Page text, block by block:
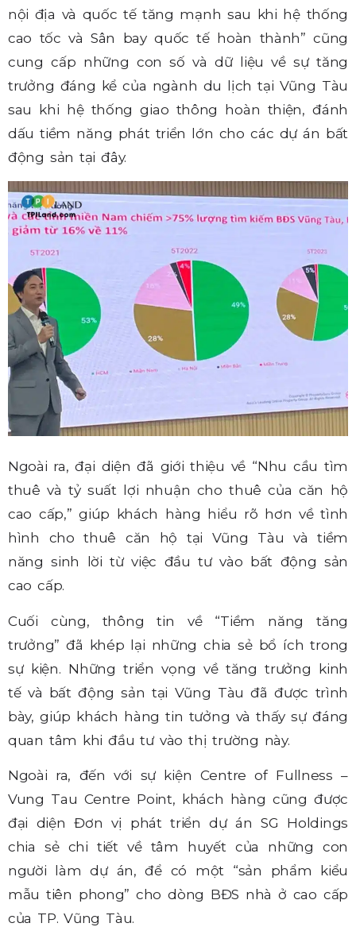
nội địa và quốc tế tăng mạnh sau khi hệ thống
cao tốc và Sân bay quốc tế hoàn thành” cũng
cung cấp những con số và dữ liệu về sự tăng
trưởng đáng kể của ngành du lịch tại Vũng Tàu
sau khi hệ thống giao thông hoàn thiện, đánh
dấu tiềm năng phát triển lớn cho các dự án bất
động sản tại đây.
Ngoài ra, đại diện đã giới thiệu về “Nhu cầu tìm
thuê và tỷ suất lợi nhuận cho thuê của căn hộ
cao cấp,” giúp khách hàng hiểu rõ hơn về tình
hình cho thuê căn hộ tại Vũng Tàu và tiềm
năng sinh lời từ việc đầu tư vào bất động sản
cao cấp.
Cuối cùng, thông tin về “Tiềm năng tăng
trưởng” đã khép lại những chia sẻ bổ ích trong
sự kiện. Những triển vọng về tăng trưởng kinh
tế và bất động sản tại Vũng Tàu đã được trình
bày, giúp khách hàng tin tưởng và thấy sự đáng
quan tâm khi đầu tư vào thị trường này.
Ngoài ra, đến với sự kiện Centre of Fullness –
Vung Tau Centre Point, khách hàng cũng được
đại diện Đơn vị phát triển dự án SG Holdings
chia sẻ chi tiết về tâm huyết của những con
người làm dự án, để có một “sản phẩm kiểu
mẫu tiên phong” cho dòng BĐS nhà ở cao cấp
của TP. Vũng Tàu.